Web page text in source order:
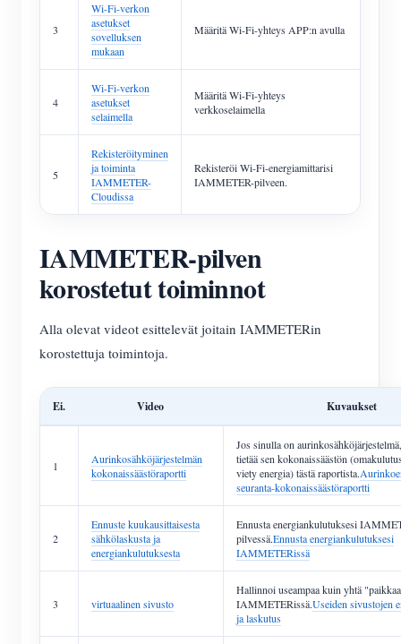
3
Wi-Fi-verkon
asetukset
sovelluksen
mukaan
Määritä Wi-Fi-yhteys APP:n avulla
4
Wi-Fi-verkon
asetukset
selaimella
Määritä Wi-Fi-yhteys
verkkoselaimella
5
Rekisteröityminen
ja toiminta
IAMMETER-
Cloudissa
Rekisteröi Wi-Fi-energiamittarisi
IAMMETER-pilveen.
IAMMETER-pilven
korostetut toiminnot
Alla olevat videot esittelevät joitain IAMMETERin
korostettuja toimintoja.
Ei. Video Kuvaukset
1
Aurinkosähköjärjestelmän
kokonaissäästöraportti
Jos sinulla on
tietää sen kokonaissäästön
viety energia) tästä raportista.
seuranta-kokonaissäästöraportti
2
Ennuste kuukausittaisesta
sähkölaskusta ja
energiankulutuksesta
Ennusta energiankulutuksesi
pilvessä.Ennusta energiankulutuksesi
IAMMETERissä
3 virtuaalinen sivusto
Hallinnoi useampaa kuin yhtä
IAMMETERissä.Useiden sivustojen
ja laskutus